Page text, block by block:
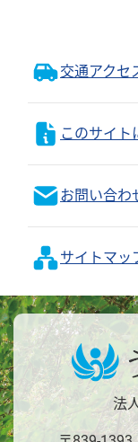
交通アクセ
このサイト
お問い合わ
サイトマッ
法